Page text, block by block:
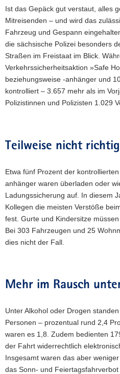
Ist das Gepäck gut verstaut, alles
Mitreisenden – und wird das
Fahrzeug und Gespann
die sächsische Polizei besonders
Straßen im Freistaat im Blick.
Verkehrssicherheitsaktion »Safe
beziehungsweise -anhänger und
kontrolliert – 3.657 mehr als im
Polizistinnen und Polizisten 1.029
Teilweise nicht
Etwa fünf Prozent der
anhänger waren überladen oder
Ladungssicherung auf. In diesem
Kollegen die meisten Verstöße
fest. Gurte und Kindersitze
Bei 303 Fahrzeugen und 25
dies nicht der Fall.
Mehr im Rausch
Unter Alkohol oder Drogen
Personen – prozentual rund 2,4
waren es 1,8. Zudem bedienten
der Fahrt widerrechtlich
Insgesamt waren das aber
das Sonn- und